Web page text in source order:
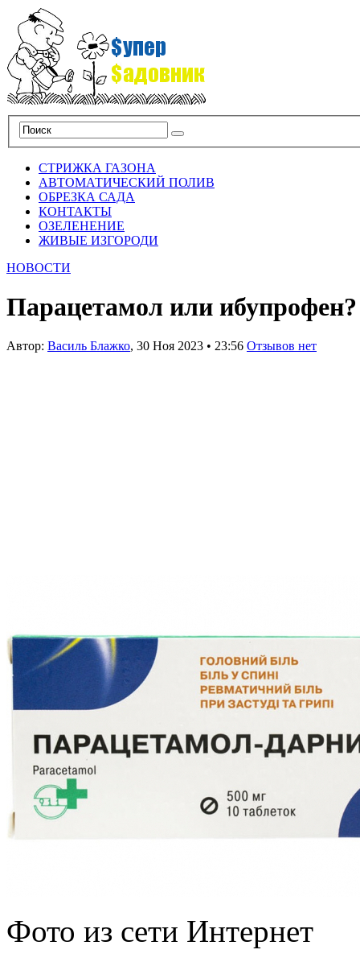
СТРИЖКА ГАЗОНА
АВТОМАТИЧЕСКИЙ ПОЛИВ
ОБРЕЗКА САДА
КОНТАКТЫ
ОЗЕЛЕНЕНИЕ
ЖИВЫЕ ИЗГОРОДИ
НОВОСТИ
Парацетамол или
Автор: Василь Блажко, 30 Ноя 2023 • 23:56 Отзывов нет
Фото из сети Интернет